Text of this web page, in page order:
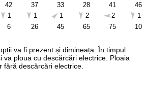
42
1
6
37
1
26
33
1
45
28
2
65
41
2
75
46
1
10
va fi prezent și dimineața. În timpul
va ploua cu descărcări electrice. Ploaia
descărcări electrice.